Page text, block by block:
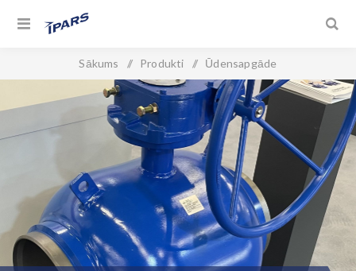
Sākums / Produkti / Ūdensapgāde